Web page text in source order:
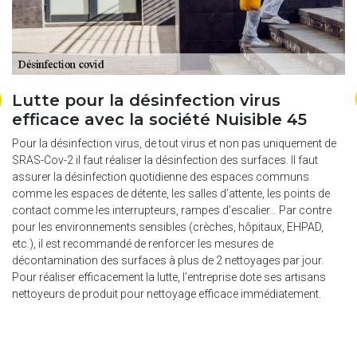
Lutte pour la désinfection virus
efficace avec la société Nuisible 45
Pour la désinfection virus, de tout virus et non pas uniquement de
SRAS-Cov-2 il faut réaliser la désinfection des surfaces. Il faut
assurer la désinfection quotidienne des espaces communs
comme les espaces de détente, les salles d’attente, les points de
contact comme les interrupteurs, rampes d’escalier… Par contre
pour les environnements sensibles (crèches, hôpitaux, EHPAD,
etc.), il est recommandé de renforcer les mesures de
décontamination des surfaces à plus de 2 nettoyages par jour.
Pour réaliser efficacement la lutte, l’entreprise dote ses artisans
nettoyeurs de produit pour nettoyage efficace immédiatement.